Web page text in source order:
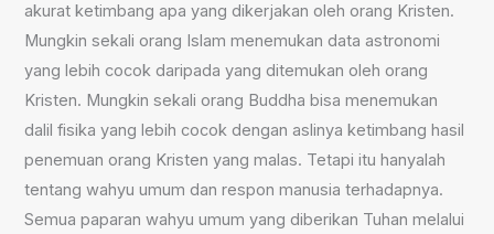
akurat ketimbang apa yang dikerjakan oleh orang Kristen.
Mungkin sekali orang Islam menemukan data astronomi
yang lebih cocok daripada yang ditemukan oleh orang
Kristen. Mungkin sekali orang Buddha bisa menemukan
dalil fisika yang lebih cocok dengan aslinya ketimbang hasil
penemuan orang Kristen yang malas. Tetapi itu hanyalah
tentang wahyu umum dan respon manusia terhadapnya.
Semua paparan wahyu umum yang diberikan Tuhan melalui